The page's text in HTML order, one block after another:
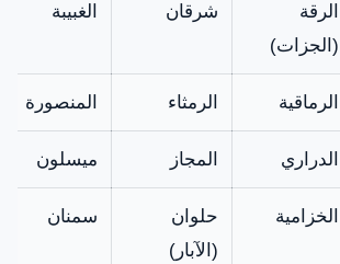
الفوق أوتوماتيك.
الرقة
(الجزات)
شرقان الغبيبة
الرماقية الرمثاء المنصورة
الدراري المجاز ميسلون
الخزامية
حلوان
(الآبار)
سمنان